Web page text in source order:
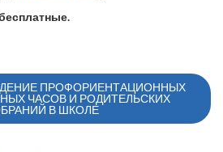
ПРОФОРИЕНТАЦИОННЫХ
ЧАСОВ И РОДИТЕЛЬСКИХ
В ШКОЛЕ